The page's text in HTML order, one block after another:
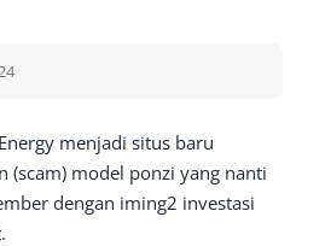
menjadi situs baru
(scam) model ponzi yang nanti
dengan iming2 investasi